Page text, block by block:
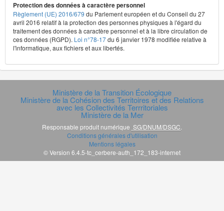
Protection des données à caractère personnel
Règlement (UE) 2016/679 du Parlement européen et du Conseil du 27
avril 2016 relatif à la protection des personnes physiques à l'égard du
traitement des données à caractère personnel et à la libre circulation de
ces données (RGPD). Loi n°78-17du 6 janvier 1978 modifiée relative à
l'informatique, aux fichiers et aux libertés.
Ministère de la Transition Écologique
Ministère de la Cohésion des Territoires et des Relations
avec les Collectivités Terrritoriales
Ministère de la Mer
Responsable produit numérique SG/DNUM/DSGC
Conditions générales d'utilisation
Mentions légales
© Version 6.4.5-tc_cerbere-auth_172_183-internet